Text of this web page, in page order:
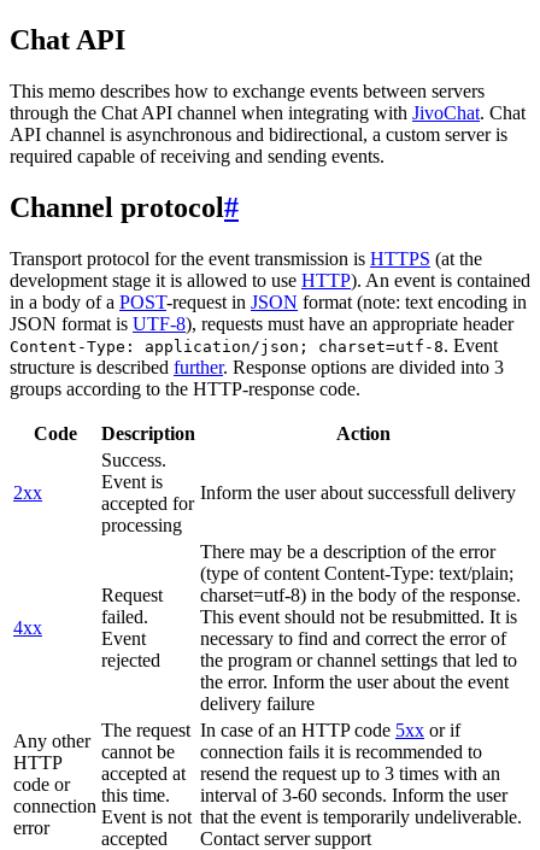
Chat API
This memo describes how to exchange events between servers
through the Chat API channel when integrating with JivoChat. Chat
API channel is asynchronous and bidirectional, a custom server is
required capable of receiving and sending events.
Channel protocol#
Transport protocol for the event transmission is HTTPS (at the
development stage it is allowed to use HTTP). An event is contained
in a body of a POST-request in JSON format (note: text encoding in
JSON format is UTF-8), requests must have an appropriate header
Content-Type: application/json; charset=utf-8. Event
structure is described further. Response options are divided into 3
groups according to the HTTP-response code.
Code Description Action
2xx
Success.
Event is
accepted for
processing
Inform the user about successfull delivery
4xx
Request
failed.
Event
rejected
There may be a description of the error
(type of content Content-Type: text/plain;
charset=utf-8) in the body of the response.
This event should not be resubmitted. It is
necessary to find and correct the error of
the program or channel settings that led to
the error. Inform the user about the event
delivery failure
Any other
HTTP
code or
connection
error
The request
cannot be
accepted at
this time.
Event is not
accepted
In case of an HTTP code 5xx or if
connection fails it is recommended to
resend the request up to 3 times with an
interval of 3-60 seconds. Inform the user
that the event is temporarily undeliverable.
Contact server support